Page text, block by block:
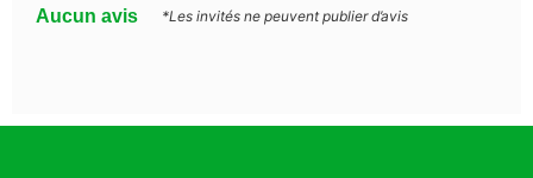
Aucun avis *Les invités ne peuvent publier d’avis